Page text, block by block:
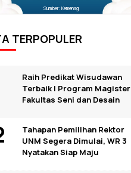
Sumber: Kemenag
TERPOPULER
Raih Predikat Wisudawan
Terbaik I Program Magister
Fakultas Seni dan Desain
Tahapan Pemilihan Rektor
UNM Segera Dimulai, WR 3
Nyatakan Siap Maju